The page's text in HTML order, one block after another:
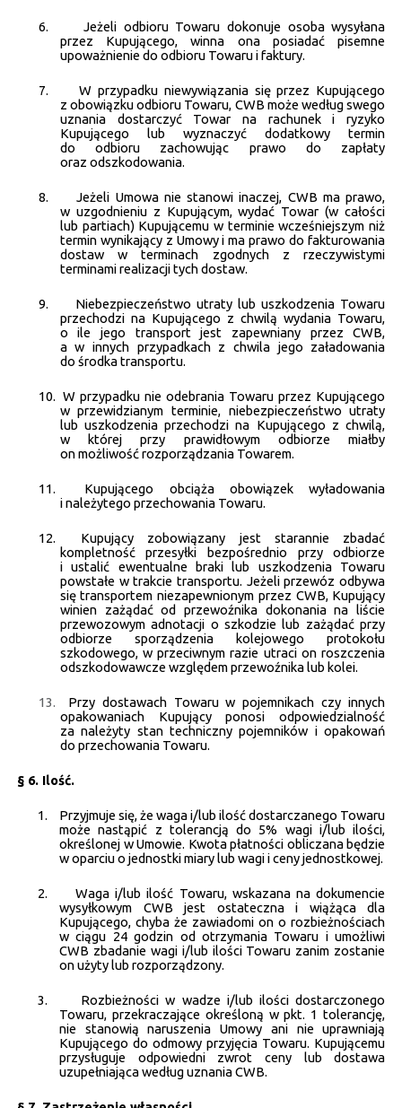
6.
Jeżeli odbioru Towaru dokonuje osoba wysyłana
przez Kupującego, winna ona posiadać pisemne
upoważnienie do odbioru Towaru i faktury.
7.
W przypadku niewywiązania się przez Kupującego
z obowiązku odbioru Towaru, CWB może według swego
uznania dostarczyć Towar na rachunek i ryzyko
Kupującego lub wyznaczyć dodatkowy termin
do odbioru zachowując prawo do zapłaty
oraz odszkodowania.
8.
Jeżeli Umowa nie stanowi inaczej, CWB ma prawo,
w uzgodnieniu z Kupującym, wydać Towar (w całości
lub partiach) Kupującemu w terminie wcześniejszym niż
termin wynikający z Umowy i ma prawo do fakturowania
dostaw w terminach zgodnych z rzeczywistymi
terminami realizacji tych dostaw.
9.
Niebezpieczeństwo utraty lub uszkodzenia Towaru
przechodzi na Kupującego z chwilą wydania Towaru,
o ile jego transport jest zapewniany przez CWB,
a w innych przypadkach z chwila jego załadowania
do środka transportu.
10. W przypadku nie odebrania Towaru przez Kupującego
w przewidzianym terminie, niebezpieczeństwo utraty
lub uszkodzenia przechodzi na Kupującego z chwilą,
w której przy prawidłowym odbiorze miałby
on możliwość rozporządzania Towarem.
11.
Kupującego obciąża obowiązek wyładowania
i należytego przechowania Towaru.
12.
Kupujący zobowiązany jest starannie zbadać
kompletność przesyłki bezpośrednio przy odbiorze
i ustalić ewentualne braki lub uszkodzenia Towaru
powstałe w trakcie transportu. Jeżeli przewóz odbywa
się transportem niezapewnionym przez CWB, Kupujący
winien zażądać od przewoźnika dokonania na liście
przewozowym adnotacji o szkodzie lub zażądać przy
odbiorze sporządzenia kolejowego protokołu
szkodowego, w przeciwnym razie utraci on roszczenia
odszkodowawcze względem przewoźnika lub kolei.
13.
Przy dostawach Towaru w pojemnikach czy innych
opakowaniach Kupujący ponosi odpowiedzialność
za należyty stan techniczny pojemników i opakowań
do przechowania Towaru.
§ 6. Ilość.
1.
Przyjmuje się, że waga i/lub ilość dostarczanego Towaru
może nastąpić z tolerancją do 5% wagi i/lub ilości,
określonej w Umowie. Kwota płatności obliczana będzie
w oparciu o jednostki miary lub wagi i ceny jednostkowej.
2.
Waga i/lub ilość Towaru, wskazana na dokumencie
wysyłkowym CWB jest ostateczna i wiążąca dla
Kupującego, chyba że zawiadomi on o rozbieżnościach
w ciągu 24 godzin od otrzymania Towaru i umożliwi
CWB zbadanie wagi i/lub ilości Towaru zanim zostanie
on użyty lub rozporządzony.
3.
Rozbieżności w wadze i/lub ilości dostarczonego
Towaru, przekraczające określoną w pkt. 1 tolerancję,
nie stanowią naruszenia Umowy ani nie uprawniają
Kupującego do odmowy przyjęcia Towaru. Kupującemu
przysługuje odpowiedni zwrot ceny lub dostawa
uzupełniająca według uznania CWB.